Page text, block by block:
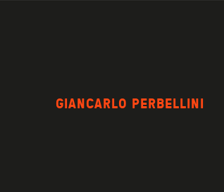
GIANCARLO PERBELLINI